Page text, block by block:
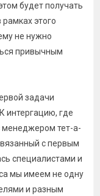
будет получать
этого
не нужно
привычным
задачи
интергацию, где
тет-а-
с первым
специалистами и
мы имеем не одну
и разным